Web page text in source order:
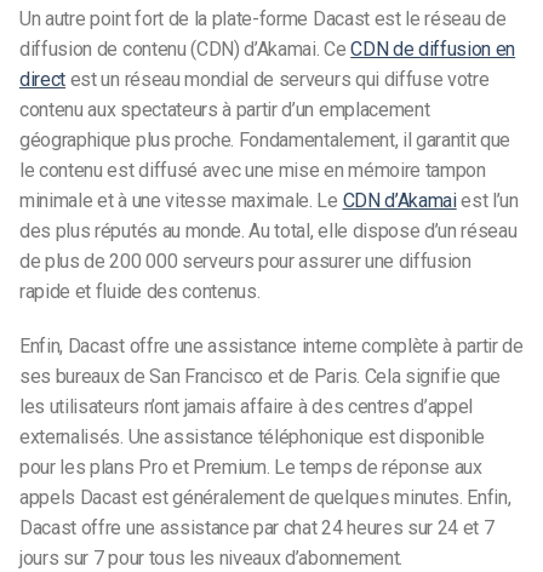
Un autre point fort de la plate-forme Dacast est le réseau de
diffusion de contenu (CDN) d’Akamai. CeCDN de diffusion en
direct est un réseau mondial de serveurs qui diffuse votre
contenu aux spectateurs à partir d’un emplacement
géographique plus proche. Fondamentalement, il garantit que
le contenu est diffusé avec une mise en mémoire tampon
minimale et à une vitesse maximale. Le CDN d’Akamaiest l’un
des plus réputés au monde. Au total, elle dispose d’un réseau
de plus de 200 000 serveurs pour assurer une diffusion
rapide et fluide des contenus.
Enfin, Dacast offre une assistance interne complète à partir de
ses bureaux de San Francisco et de Paris. Cela signifie que
les utilisateurs n’ont jamais affaire à des centres d’appel
externalisés. Une assistance téléphonique est disponible
pour les plans Pro et Premium. Le temps de réponse aux
appels Dacast est généralement de quelques minutes. Enfin,
Dacast offre une assistance par chat 24 heures sur 24 et 7
jours sur 7 pour tous les niveaux d’abonnement.